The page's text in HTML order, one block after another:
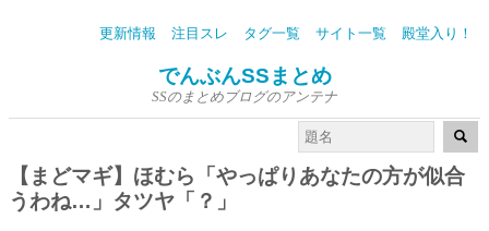
更新情報 注目スレ タグ一覧 サイト一覧 殿堂入り！
でんぶんSSまとめ
SSのまとめブログのアンテナ
【まどマギ】ほむら「やっぱりあなたの方が似合
うわね…」タツヤ「？」